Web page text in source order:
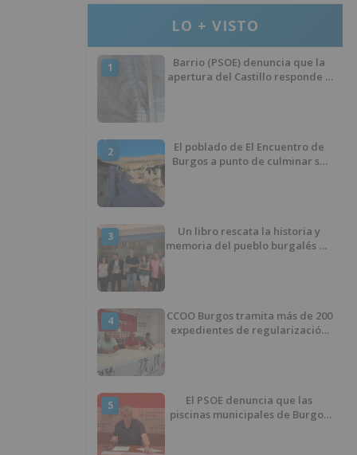
LO + VISTO
1
Barrio (PSOE) denuncia que la
apertura del Castillo responde a
2
El poblado de El Encuentro de
Burgos a punto de culminar su
3
Un libro rescata la historia y
memoria del pueblo burgalés de
4
CCOO Burgos tramita más de 200
expedientes de regularización
5
El PSOE denuncia que las
piscinas municipales de Burgos